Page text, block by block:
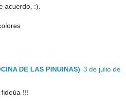
acuerdo, :).
DE LAS PINUINAS) 3 de julio de
!!!